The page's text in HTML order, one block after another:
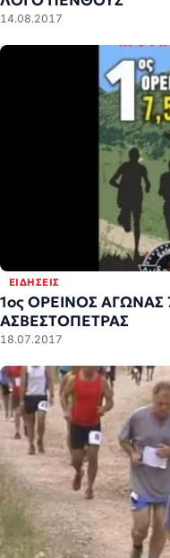
14.08.2017
ΕΙΔΉΣΕΙΣ
1ος ΟΡΕΙΝΟΣ ΑΓΩΝΑΣ
ΑΣΒΕΣΤΟΠΕΤΡΑΣ
18.07.2017